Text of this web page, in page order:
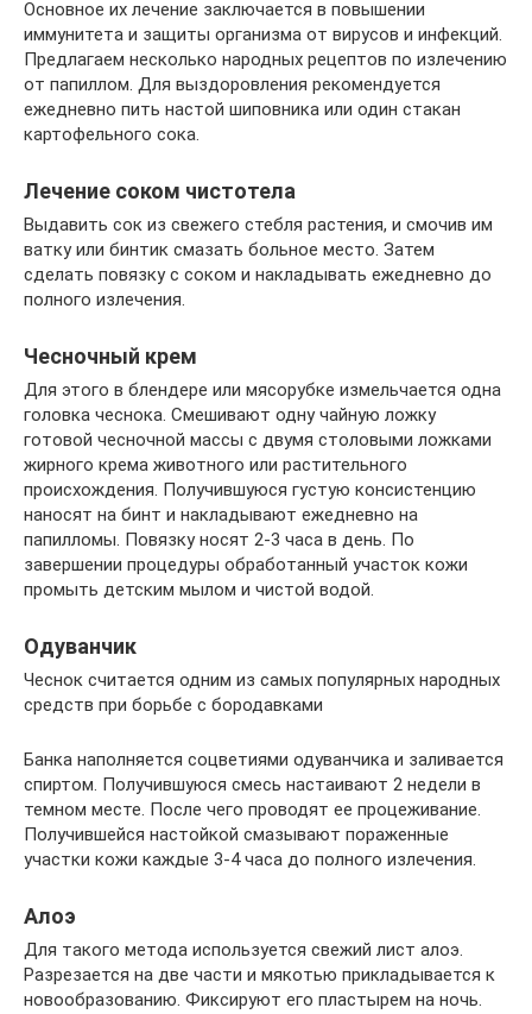
Основное их лечение заключается в повышении
иммунитета и защиты организма от вирусов и инфекций.
Предлагаем несколько народных рецептов по излечению
от папиллом. Для выздоровления рекомендуется
ежедневно пить настой шиповника или один стакан
картофельного сока.
Лечение соком чистотела
Выдавить сок из свежего стебля растения, и смочив им
ватку или бинтик смазать больное место. Затем
сделать повязку с соком и накладывать ежедневно до
полного излечения.
Чесночный крем
Для этого в блендере или мясорубке измельчается одна
головка чеснока. Смешивают одну чайную ложку
готовой чесночной массы с двумя столовыми ложками
жирного крема животного или растительного
происхождения. Получившуюся густую консистенцию
наносят на бинт и накладывают ежедневно на
папилломы. Повязку носят 2-3 часа в день. По
завершении процедуры обработанный участок кожи
промыть детским мылом и чистой водой.
Одуванчик
Чеснок считается одним из самых популярных народных
средств при борьбе с бородавками
Банка наполняется соцветиями одуванчика и заливается
спиртом. Получившуюся смесь настаивают 2 недели в
темном месте. После чего проводят ее процеживание.
Получившейся настойкой смазывают пораженные
участки кожи каждые 3-4 часа до полного излечения.
Алоэ
Для такого метода используется свежий лист алоэ.
Разрезается на две части и мякотью прикладывается к
новообразованию. Фиксируют его пластырем на ночь.